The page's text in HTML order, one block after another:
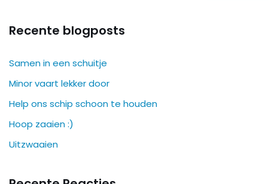
Recente blogposts
Samen in een schuitje
Minor vaart lekker door
Help ons schip schoon te houden
Hoop zaaien :)
Uitzwaaien